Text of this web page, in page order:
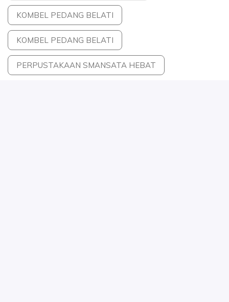
KOMBEL PEDANG BELATI
KOMBEL PEDANG BELATI
PERPUSTAKAAN SMANSATA HEBAT